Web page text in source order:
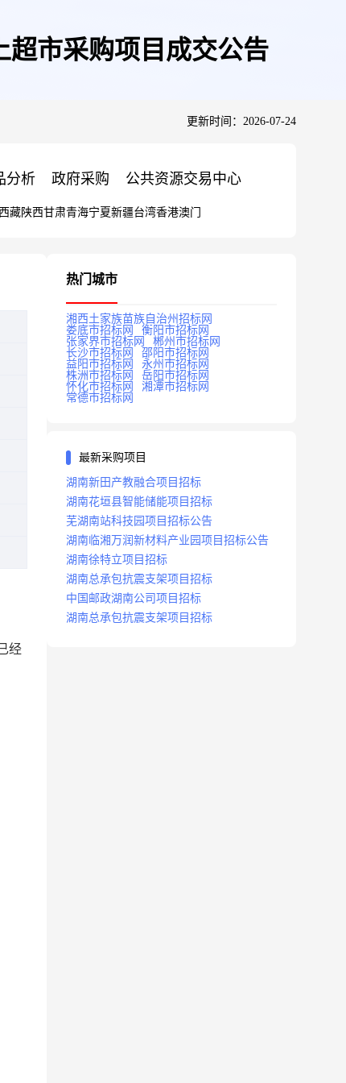
超市采购项目成交公告
更新时间：2026-07-24
分析 政府采购 公共资源交易中心
西藏陕西甘肃青海宁夏新疆台湾香港澳门
经
热门城市
湘西土家族苗族自治州招标网
娄底市招标网
衡阳市招标网
张家界市招标网
郴州市招标网
长沙市招标网
邵阳市招标网
益阳市招标网
永州市招标网
株洲市招标网
岳阳市招标网
怀化市招标网
湘潭市招标网
常德市招标网
最新采购项目
湖南新田产教融合项目招标
湖南花垣县智能储能项目招标
芜湖南站科技园项目招标公告
湖南临湘万润新材料产业园项目招标公告
湖南徐特立项目招标
湖南总承包抗震支架项目招标
中国邮政湖南公司项目招标
湖南总承包抗震支架项目招标